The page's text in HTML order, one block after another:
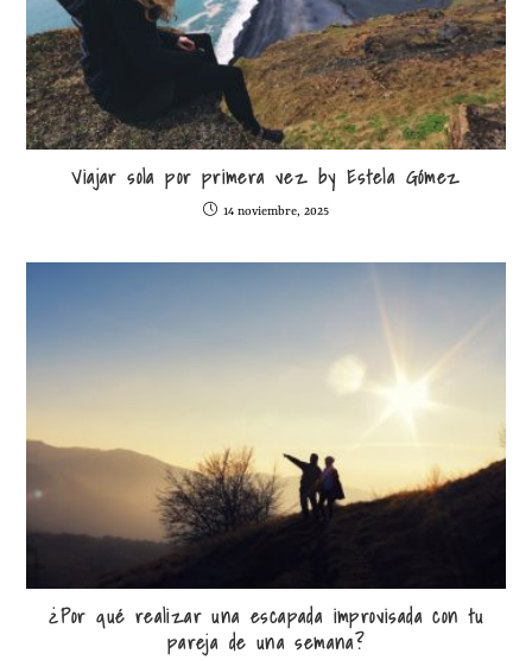
Viajar sola por primera vez by Estela Gómez
14 noviembre, 2025
¿Por qué realizar una escapada improvisada con tu
pareja de una semana?